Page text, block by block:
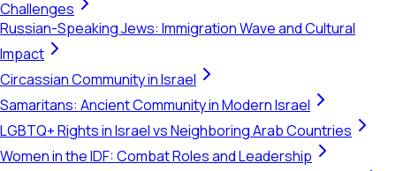
Challenges
Russian-Speaking Jews: Immigration Wave and Cultural
Impact
Circassian Community in Israel
Samaritans: Ancient Community in Modern Israel
LGBTQ+ Rights in Israel vs Neighboring Arab Countries
Women in the IDF: Combat Roles and Leadership